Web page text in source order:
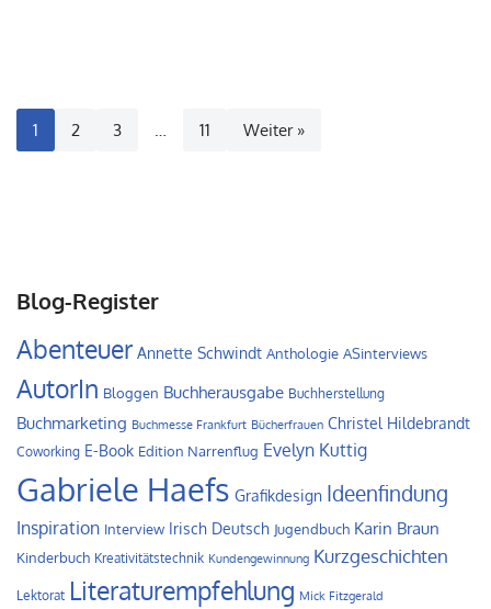
1 2 3 … 11 Weiter »
Blog-Register
Abenteuer Annette Schwindt Anthologie ASinterviews
AutorIn Bloggen Buchherausgabe Buchherstellung
Buchmarketing Buchmesse Frankfurt Bücherfrauen Christel Hildebrandt
Coworking E-Book Edition Narrenflug Evelyn Kuttig
Gabriele Haefs Grafikdesign Ideenfindung
Inspiration Interview Irisch Deutsch Jugendbuch Karin Braun
Kinderbuch Kreativitätstechnik Kundengewinnung Kurzgeschichten
Lektorat Literaturempfehlung Mick Fitzgerald